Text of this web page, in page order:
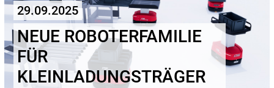
29.09.2025
NEUE ROBOTERFAMILIE
FÜR
KLEINLADUNGSTRÄGER